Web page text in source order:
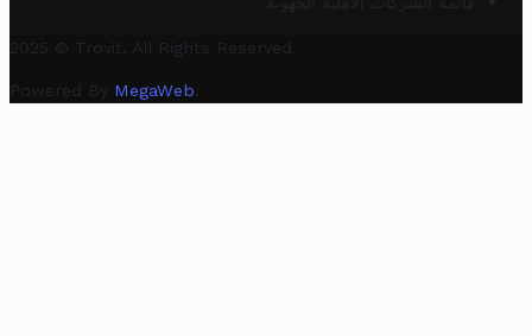
2025 © Trovit. All Rights Reserved.
Powered By MegaWeb